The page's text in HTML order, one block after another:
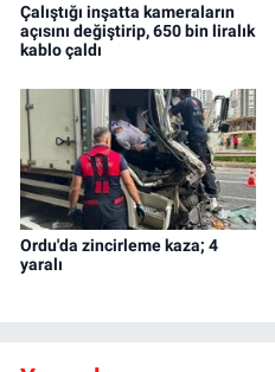
Çalıştığı inşatta kameraların
açısını değiştirip, 650 bin liralık
kablo çaldı
Ordu'da zincirleme kaza; 4
yaralı